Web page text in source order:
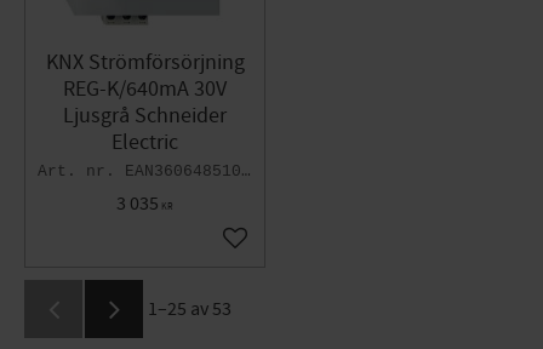
KNX Strömförsörjning
REG-K/640mA 30V
Ljusgrå Schneider
Electric
EAN3606485104942
3 035 KR
Lägg till i favoriter
1–25 av 53